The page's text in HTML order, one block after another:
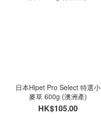
日本Hipet Pro Select 特選小
麥草 600g (澳洲產)
HK$105.00